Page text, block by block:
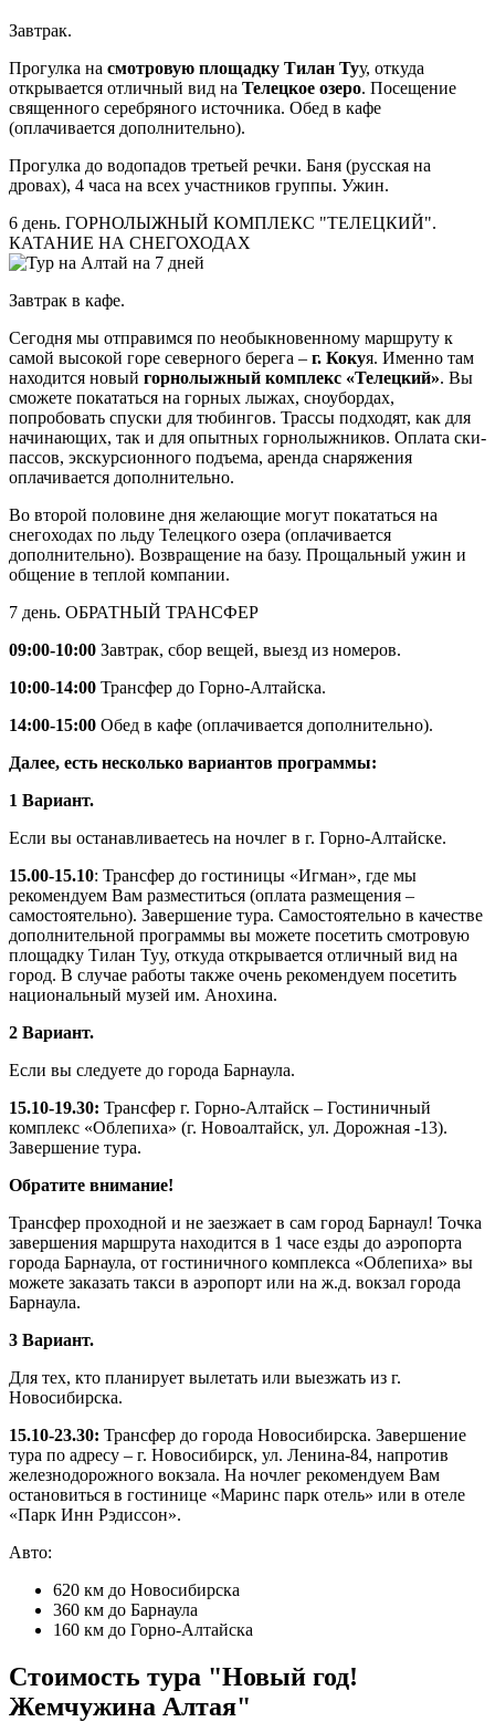
Завтрак.
Прогулка на смотровую площадку Тилан Туу, откуда
открывается отличный вид на Телецкое озеро. Посещение
священного серебряного источника. Обед в кафе
(оплачивается дополнительно).
Прогулка до водопадов третьей речки. Баня (русская на
дровах), 4 часа на всех участников группы. Ужин.
6 день. ГОРНОЛЫЖНЫЙ КОМПЛЕКС "ТЕЛЕЦКИЙ".
КАТАНИЕ НА СНЕГОХОДАХ
Завтрак в кафе.
Сегодня мы отправимся по необыкновенному маршруту к
самой высокой горе северного берега – г. Кокуя. Именно там
находится новый горнолыжный комплекс «Телецкий». Вы
сможете покататься на горных лыжах, сноубордах,
попробовать спуски для тюбингов. Трассы подходят, как для
начинающих, так и для опытных горнолыжников. Оплата ски-
пассов, экскурсионного подъема, аренда снаряжения
оплачивается дополнительно.
Во второй половине дня желающие могут покататься на
снегоходах по льду Телецкого озера (оплачивается
дополнительно). Возвращение на базу. Прощальный ужин и
общение в теплой компании.
7 день. ОБРАТНЫЙ ТРАНСФЕР
09:00-10:00 Завтрак, сбор вещей, выезд из номеров.
10:00-14:00 Трансфер до Горно-Алтайска.
14:00-15:00 Обед в кафе (оплачивается дополнительно).
Далее, есть несколько вариантов программы:
1 Вариант.
Если вы останавливаетесь на ночлег в г. Горно-Алтайске.
15.00-15.10: Трансфер до гостиницы «Игман», где мы
рекомендуем Вам разместиться (оплата размещения –
самостоятельно). Завершение тура. Самостоятельно в качестве
дополнительной программы вы можете посетить смотровую
площадку Тилан Туу, откуда открывается отличный вид на
город. В случае работы также очень рекомендуем посетить
национальный музей им. Анохина.
2 Вариант.
Если вы следуете до города Барнаула.
15.10-19.30: Трансфер г. Горно-Алтайск – Гостиничный
комплекс «Облепиха» (г. Новоалтайск, ул. Дорожная -13).
Завершение тура.
Обратите внимание!
Трансфер проходной и не заезжает в сам город Барнаул! Точка
завершения маршрута находится в 1 часе езды до аэропорта
города Барнаула, от гостиничного комплекса «Облепиха» вы
можете заказать такси в аэропорт или на ж.д. вокзал города
Барнаула.
3 Вариант.
Для тех, кто планирует вылетать или выезжать из г.
Новосибирска.
15.10-23.30: Трансфер до города Новосибирска. Завершение
тура по адресу – г. Новосибирск, ул. Ленина-84, напротив
железнодорожного вокзала. На ночлег рекомендуем Вам
остановиться в гостинице «Маринс парк отель» или в отеле
«Парк Инн Рэдиссон».
Авто:
620 км до Новосибирска
360 км до Барнаула
160 км до Горно-Алтайска
Стоимость тура "Новый год!
Жемчужина Алтая"